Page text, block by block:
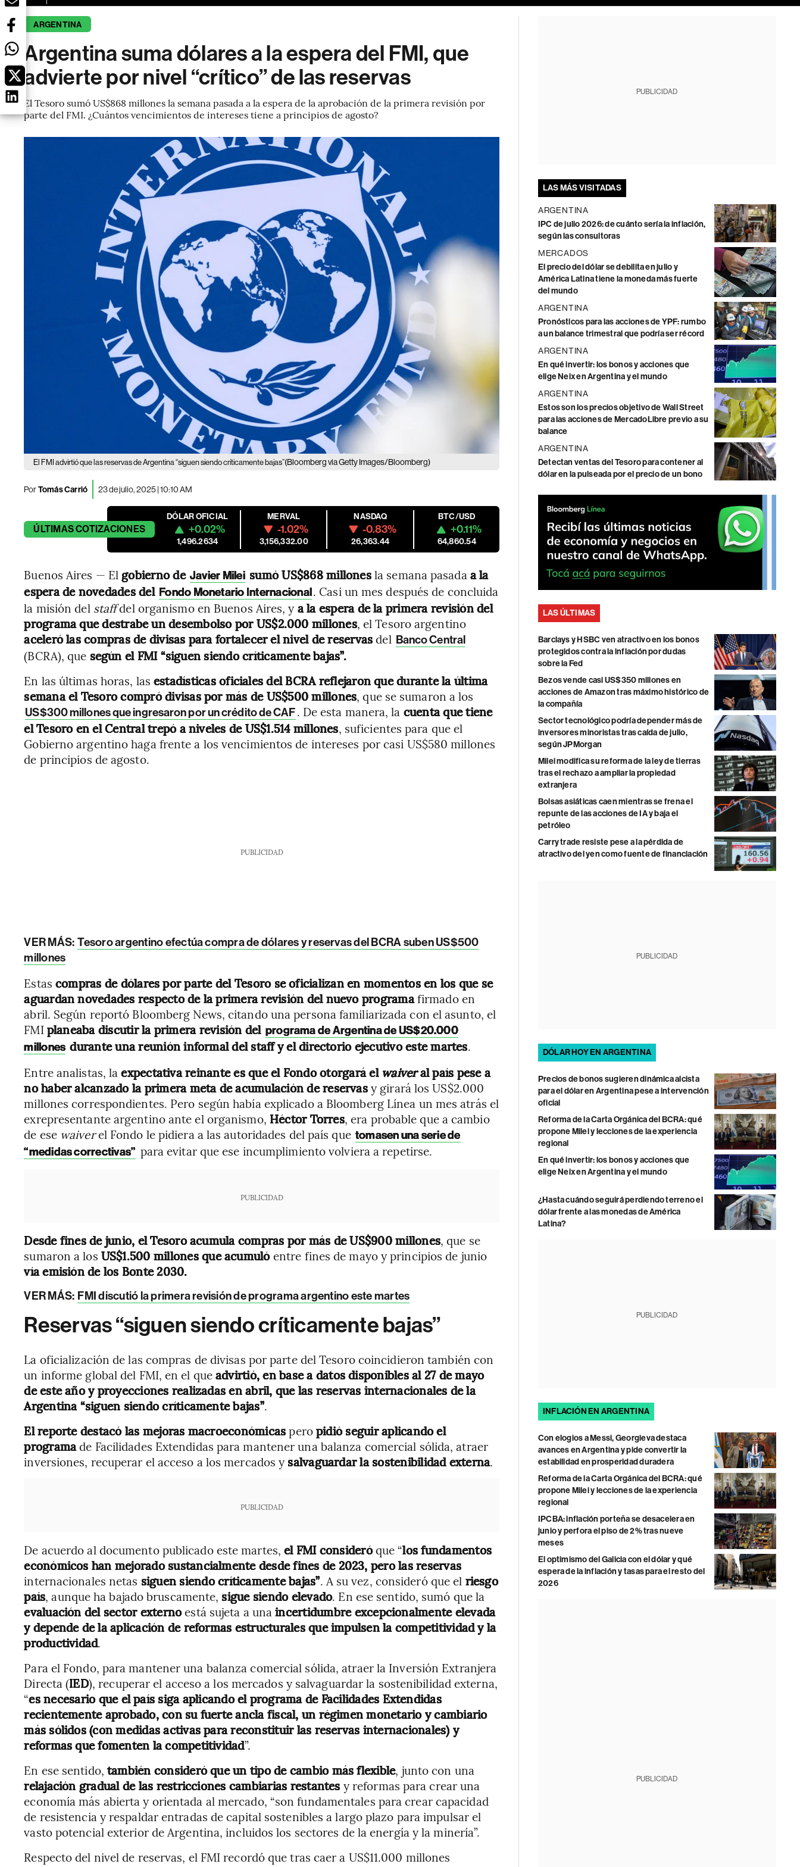
ARGENTINA
Argentina suma dólares a la espera del FMI, que
advierte por nivel “crítico” de las reservas
El Tesoro sumó US$868 millones la semana pasada a la espera de la aprobación de la primera revisión por
parte del FMI. ¿Cuántos vencimientos de intereses tiene a principios de agosto?
El FMI advirtió que las reservas de Argentina “siguen siendo críticamente bajas”(Bloomberg via Getty Images/Bloomberg)
PorTomás Carrió 23 de julio, 2025 | 10:10 AM
ÚLTIMASCOTIZACIONES
DÓLAR OFICIAL
+0.02%
1,496.2634
MERVAL
-1.02%
3,156,332.00
NASDAQ
-0.83%
26,363.44
BTC/USD
+0.11%
64,860.54
Buenos Aires — El gobierno de Javier Milei sumó US$868 millonesla semana pasada a la
espera de novedades del Fondo Monetario Internacional. Casi un mes después de concluida
la misión del staffdel organismo en Buenos Aires, y a la espera de la primera revisión del
programaque destrabe un desembolso por US$2.000 millones, el Tesoro argentino
aceleró las compras de divisas para fortalecer el nivel de reservasdel Banco Central
(BCRA), que según el FMI “siguen siendo críticamente bajas”.
En las últimas horas, las estadísticas oficiales del BCRA reflejaron que durante la última
semana el Tesoro compró divisas por más de US$500 millones, que se sumaron a los
US$300 millones que ingresaron por un crédito de CAF. De esta manera, la cuenta que tiene
el Tesoro en el Central trepó a niveles de US$1.514 millones, suficientes para que el
Gobierno argentino haga frente a los vencimientos de intereses por casi US$580 millones
de principios de agosto.
PUBLICIDAD
VER MÁS: Tesoro argentino efectúa compra de dólares y reservas del BCRA suben US$500
millones
Estas compras de dólares por parte del Tesoro se oficializan en momentos en los que se
aguardan novedades respecto de la primera revisión del nuevo programafirmado en
abril. Según reportó Bloomberg News, citando una persona familiarizada con el asunto, el
FMIplaneaba discutir la primera revisión del programa de Argentina de US$20.000
millones durante una reunión informal del staff y el directorio ejecutivo este martes.
Entre analistas, laexpectativa reinante es que el Fondo otorgará el waiveral país pese a
no haber alcanzado la primera meta de acumulación de reservasy girará los US$2.000
millones correspondientes. Pero según había explicado a Bloomberg Línea un mes atrás el
exrepresentante argentino ante el organismo, Héctor Torres, era probable que a cambio
de ese waiverel Fondo le pidiera a las autoridades del país que tomasen una serie de
“medidas correctivas” para evitar que ese incumplimiento volviera a repetirse.
PUBLICIDAD
Desde fines de junio, el Tesoro acumula compras por más de US$900 millones, que se
sumaron a los US$1.500 millones que acumulóentre fines de mayo y principios de junio
vía emisión de los Bonte 2030.
VER MÁS: FMI discutió la primera revisión de programa argentino este martes
Reservas “siguen siendo críticamente bajas”
La oficialización de las compras de divisas por parte del Tesoro coincidieron también con
un informe global del FMI, en el queadvirtió, en base a datos disponibles al 27 de mayo
de este año y proyecciones realizadas en abril, que las reservas internacionales de la
Argentina “siguen siendo críticamente bajas”.
El reporte destacó las mejoras macroeconómicasperopidió seguir aplicando el
programade Facilidades Extendidas para mantener una balanza comercial sólida, atraer
inversiones, recuperar el acceso a los mercados y salvaguardar la sostenibilidad externa.
PUBLICIDAD
De acuerdo al documento publicado este martes,el FMI consideróque “los fundamentos
económicos han mejorado sustancialmente desde fines de 2023, pero las reservas
internacionales netas siguen siendo críticamente bajas”. A su vez, consideró que el riesgo
país, aunque ha bajado bruscamente, sigue siendo elevado. En ese sentido, sumó que la
evaluación del sector externoestá sujeta a unaincertidumbre excepcionalmente elevada
y depende de la aplicación de reformas estructurales que impulsen la competitividad y la
productividad.
Para el Fondo, para mantener una balanza comercial sólida, atraer la Inversión Extranjera
Directa (IED), recuperar el acceso a los mercados y salvaguardar la sostenibilidad externa,
“es necesario que el país siga aplicando el programa de Facilidades Extendidas
recientemente aprobado, con su fuerte ancla fiscal, un régimen monetario y cambiario
más sólidos (con medidas activas para reconstituir las reservas internacionales) y
reformas que fomenten la competitividad”.
En ese sentido, también consideró que un tipo de cambio más flexible, junto con una
relajación gradual de las restricciones cambiarias restantes y reformas para crear una
economía más abierta y orientada al mercado, “son fundamentales para crear capacidad
de resistencia y respaldar entradas de capital sostenibles a largo plazo para impulsar el
vasto potencial exterior de Argentina, incluidos los sectores de la energía y la minería”.
Respecto del nivel de reservas, el FMI recordó que tras caer a US$11.000 millones
PUBLICIDAD
LAS MÁS VISITADAS
ARGENTINA
IPC de julio 2026: de cuánto sería la inflación,
según las consultoras
MERCADOS
El precio del dólar se debilita en julio y
América Latina tiene la moneda más fuerte
del mundo
ARGENTINA
Pronósticos para las acciones de YPF: rumbo
a un balance trimestral que podría ser récord
ARGENTINA
En qué invertir: los bonos y acciones que
elige Neix en Argentina y el mundo
ARGENTINA
Estos son los precios objetivo de Wall Street
para las acciones de MercadoLibre previo a su
balance
ARGENTINA
Detectan ventas del Tesoro para contener al
dólar en la pulseada por el precio de un bono
LAS ÚLTIMAS
Barclays y HSBC ven atractivo en los bonos
protegidos contra la inflación por dudas
sobre la Fed
Bezos vende casi US$350 millones en
acciones de Amazon tras máximo histórico de
la compañía
Sector tecnológico podría depender más de
inversores minoristas tras caída de julio,
según JPMorgan
Milei modifica su reforma de la ley de tierras
tras el rechazo a ampliar la propiedad
extranjera
Bolsas asiáticas caen mientras se frena el
repunte de las acciones de IA y baja el
petróleo
Carry trade resiste pese a la pérdida de
atractivo del yen como fuente de financiación
PUBLICIDAD
DÓLAR HOY EN ARGENTINA
Precios de bonos sugieren dinámica alcista
para el dólar en Argentina pese a intervención
oficial
Reforma de la Carta Orgánica del BCRA: qué
propone Milei y lecciones de la experiencia
regional
En qué invertir: los bonos y acciones que
elige Neix en Argentina y el mundo
¿Hasta cuándo seguirá perdiendo terreno el
dólar frente a las monedas de América
Latina?
PUBLICIDAD
INFLACIÓN EN ARGENTINA
Con elogios a Messi, Georgieva destaca
avances en Argentina y pide convertir la
estabilidad en prosperidad duradera
Reforma de la Carta Orgánica del BCRA: qué
propone Milei y lecciones de la experiencia
regional
IPCBA: inflación porteña se desacelera en
junio y perfora el piso de 2% tras nueve
meses
El optimismo del Galicia con el dólar y qué
espera de la inflación y tasas para el resto del
2026
PUBLICIDAD